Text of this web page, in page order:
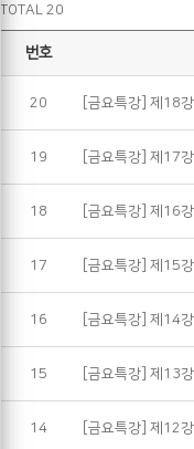
TOTAL 20
번호
20 [금요특강] 제18
19 [금요특강] 제17
18 [금요특강] 제16
17 [금요특강] 제15
16 [금요특강] 제14
15 [금요특강] 제13
14 [금요특강] 제12